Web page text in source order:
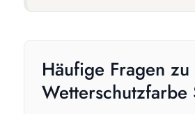
Häufige Fragen
Wetterschutzfarbe